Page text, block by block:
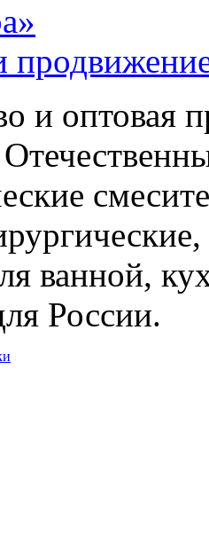
и оптовая
ванной,
России.